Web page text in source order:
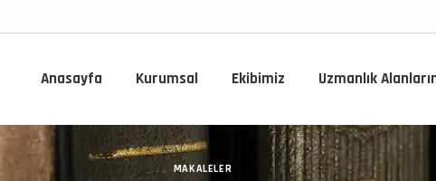
Anasayfa Kurumsal Ekibimiz Uzmanlık
MAKALELER